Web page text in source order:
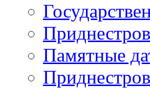
Памятные